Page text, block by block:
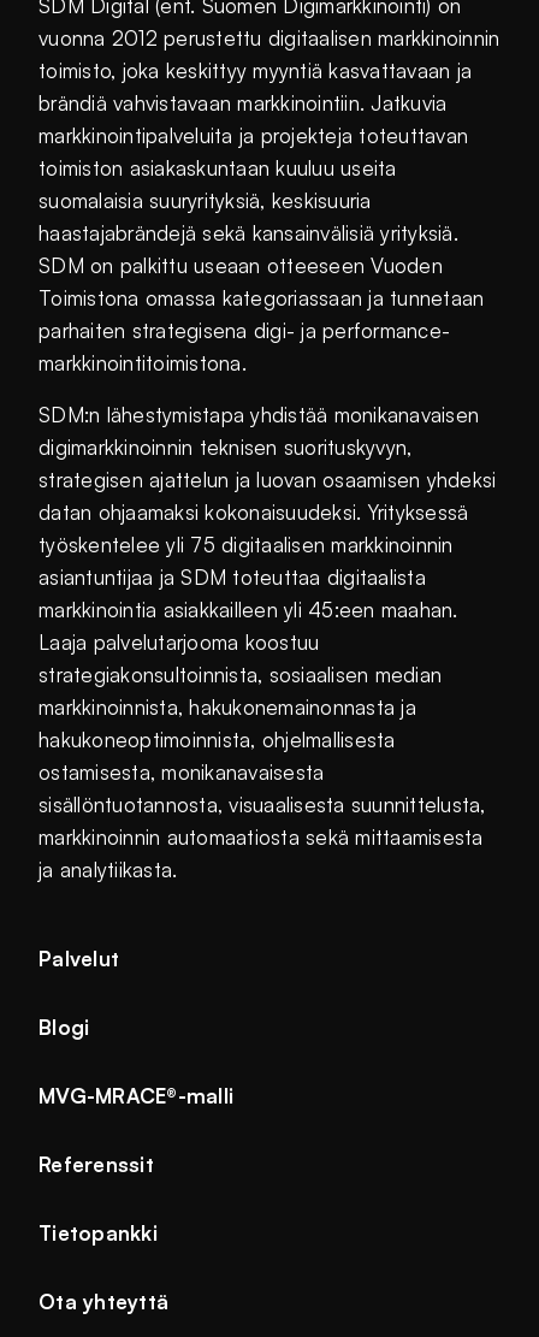
vuonna 2012 perustettu digitaalisen markkinoinnin
toimisto, joka keskittyy myyntiä kasvattavaan ja
brändiä vahvistavaan markkinointiin. Jatkuvia
markkinointipalveluita ja projekteja toteuttavan
toimiston asiakaskuntaan kuuluu useita
suomalaisia suuryrityksiä, keskisuuria
haastajabrändejä sekä kansainvälisiä yrityksiä.
SDM on palkittu useaan otteeseen Vuoden
Toimistona omassa kategoriassaan ja tunnetaan
parhaiten strategisena digi- ja performance-
markkinointitoimistona.
SDM:n lähestymistapa yhdistää monikanavaisen
digimarkkinoinnin teknisen suorituskyvyn,
strategisen ajattelun ja luovan osaamisen yhdeksi
datan ohjaamaksi kokonaisuudeksi. Yrityksessä
työskentelee yli 75 digitaalisen markkinoinnin
asiantuntijaa ja SDM toteuttaa digitaalista
markkinointia asiakkailleen yli 45:een maahan.
Laaja palvelutarjooma koostuu
strategiakonsultoinnista, sosiaalisen median
markkinoinnista, hakukonemainonnasta ja
hakukoneoptimoinnista, ohjelmallisesta
ostamisesta, monikanavaisesta
sisällöntuotannosta, visuaalisesta suunnittelusta,
markkinoinnin automaatiosta sekä mittaamisesta
ja analytiikasta.
Palvelut
Blogi
MVG-MRACE®-malli
Referenssit
Tietopankki
Ota yhteyttä